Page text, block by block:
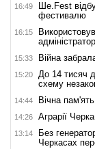
16:49
Ше.Fest
фестивалю
16:15
15:33 Війна
15:20
До 14 тисяч
схему
14:44 Вічна
14:26 Аграрії
13:14
Без
Черкасах